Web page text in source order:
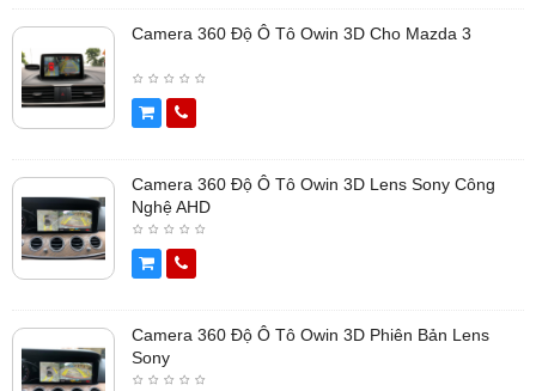
Camera 360 Độ Ô Tô Owin 3D Cho Mazda 3
Camera 360 Độ Ô Tô Owin 3D Lens Sony Công
Nghệ AHD
Camera 360 Độ Ô Tô Owin 3D Phiên Bản Lens
Sony